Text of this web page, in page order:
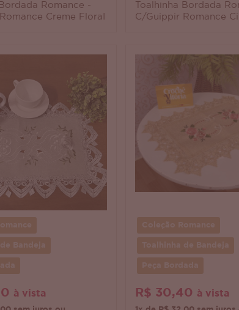
Romance -
Creme FloraI
Toalhinha Bordada
C/Guippir Romance
à vista R$ 30,40 à vista